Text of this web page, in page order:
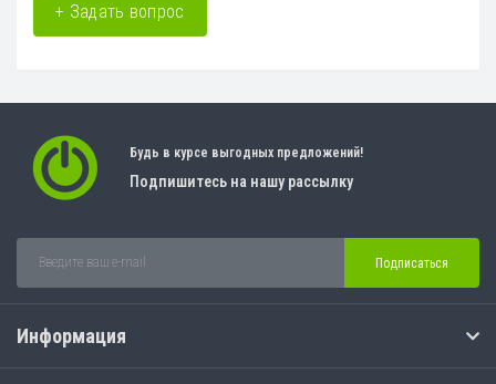
+ Задать вопрос
Будь в курсе выгодных предложений!
Подпишитесь на нашу рассылку
Подписаться
Информация